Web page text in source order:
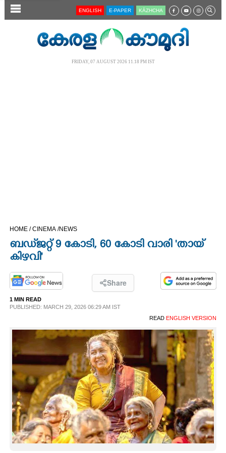
SECTIONS
SPIRITUAL
INFO+
ART
ASTRO
ENGLISH E-PAPER KĀZHCHA
FRIDAY, 07 AUGUST 2026 11.18 PM IST
HOME /CINEMA /NEWS
ബഡ്‌ജറ്റ് 9 കോടി, 60 കോടി വാരി 'തായ്
കിഴവി'
Share
1 MIN READ
PUBLISHED: MARCH 29, 2026 06:29 AM IST
READ ENGLISH VERSION